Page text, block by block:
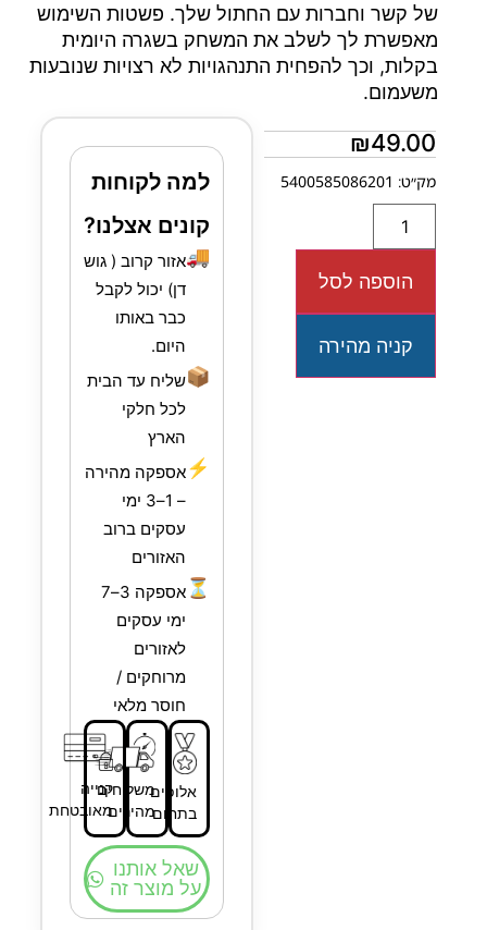
של קשר וחברות עם החתול שלך. פשטות השימוש
מאפשרת לך לשלב את המשחק בשגרה היומית
בקלות, וכך להפחית התנהגויות לא רצויות שנובעות
משעמום.
₪49.00
מק״ט: 5400585086201
הוספה לסל
קניה מהירה
למה לקוחות
קונים אצלנו?
🚚אזור קרוב ( גוש
דן) יכול לקבל
כבר באותו
היום.
📦שליח עד הבית
לכל חלקי
הארץ
⚡אספקה מהירה
– 1–3 ימי
עסקים ברוב
האזורים
⏳
אספקה 3–7
ימי עסקים
לאזורים
מרוחקים /
חוסר מלאי
אלופים
בתחום
משלוחים
מהירים
קנייה
מאובטחת
שאל אותנו
על מוצר זה